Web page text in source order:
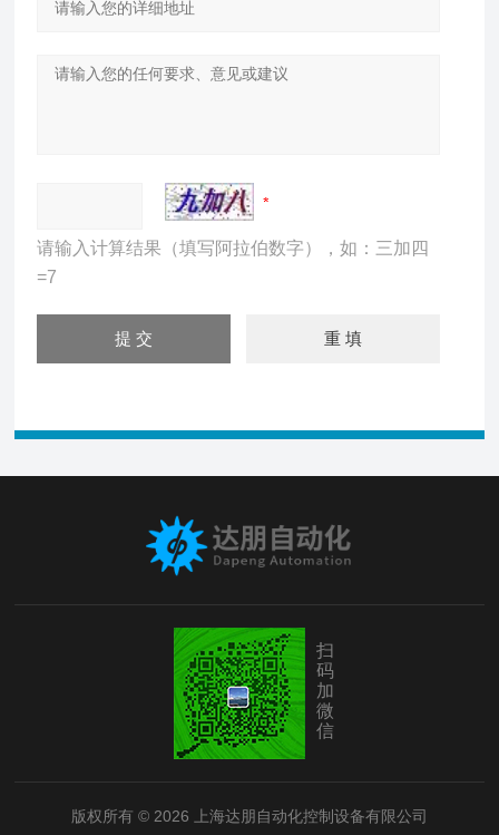
请输入计算结果（填写阿拉伯数字），如：三加四
=7
扫
码
加
微
信
版权所有 © 2026 上海达朋自动化控制设备有限公司